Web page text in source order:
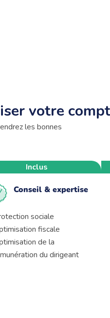
votre
les bonnes
Inclus
Conseil & expertise
sociale
fiscale
de la
du dirigeant